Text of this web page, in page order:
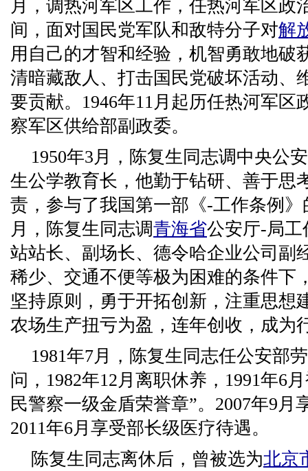
月，调热河军区工作，任热河军区政
间，面对国民党军队和敌特分子对解
用自己的才智和经验，机智勇敢地破
清暗藏敌人、打击国民党破坏活动、
要贡献。1946年11月起历任热河军区
察军区供给部副政委。
1950年3月，陈复生同志调中央公
生公学教育长，他勤于钻研、善于思
责，参与了我国第一部《-工作条例》
月，陈复生同志调青海省公安厅-局
站站长、副场长、德令哈企业公司副
稀少、交通不便等极为困难的条件下
坚持原则，勇于开拓创新，注重思想
农场生产扭亏为盈，连年创收，成为
1981年7月，陈复生同志任公安部
问，1982年12月离职休养，1991年6
民警察一级金盾荣誉章”。2007年9月
2011年6月享受部长级医疗待遇。
陈复生同志离休后，曾被选为北京